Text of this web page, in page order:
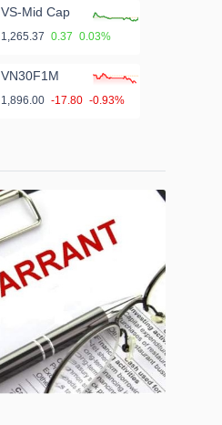
VS-Mid Cap
1,265.37 0.37 0.03%
VN30F1M
1,896.00 -17.80 -0.93%